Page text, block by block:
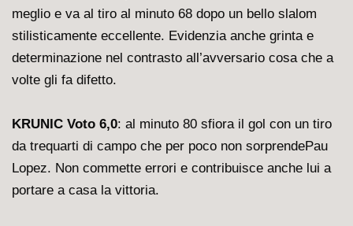
meglio e va al tiro al minuto 68 dopo un bello slalom
stilisticamente eccellente. Evidenzia anche grinta e
determinazione nel contrasto all’avversario cosa che a
volte gli fa difetto.
KRUNIC Voto 6,0: al minuto 80 sfiora il gol con un tiro
da trequarti di campo che per poco non sorprendePau
Lopez. Non commette errori e contribuisce anche lui a
portare a casa la vittoria.